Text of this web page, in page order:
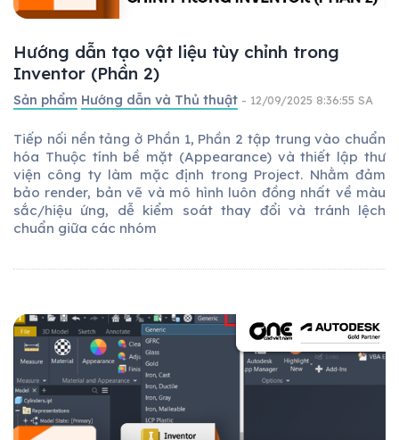
Hướng dẫn tạo vật liệu tùy chỉnh trong
Inventor (Phần 2)
Sản phẩm Hướng dẫn và Thủ thuật - 12/09/2025 8:36:55 SA
Tiếp nối nền tảng ở Phần 1, Phần 2 tập trung vào chuẩn
hóa Thuộc tính bề mặt (Appearance) và thiết lập thư
viện công ty làm mặc định trong Project. Nhằm đảm
bảo render, bản vẽ và mô hình luôn đồng nhất về màu
sắc/hiệu ứng, dễ kiểm soát thay đổi và tránh lệch
chuẩn giữa các nhóm